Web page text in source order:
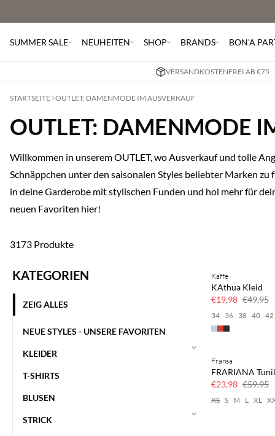
SUMMER SALE NEUHEITEN SHOP BRANDS BON'A
VERSANDKOSTENFREI AB €75
STARTSEITE OUTLET: DAMENMODE IM AUSVERKAUF
OUTLET: DAMENMODE
Willkommen in unserem OUTLET, wo Ausverkauf und tolle
Schnäppchen unter den saisonalen Styles beliebter Marken
in deine Garderobe mit stylischen Funden und hol mehr für
neuen Favoriten hier!
3173 Produkte
KATEGORIEN
ZEIG ALLES
NEUE STYLES - UNSERE FAVORITEN
KLEIDER
T-SHIRTS
BLUSEN
STRICK
SAVE20
Kaffe
KAthua Kleid
€19,98 €49,95
34 36 38 40 42
SAVE20
Fransa
FRARIANA
€23,98 €59,95
XS S M L XL